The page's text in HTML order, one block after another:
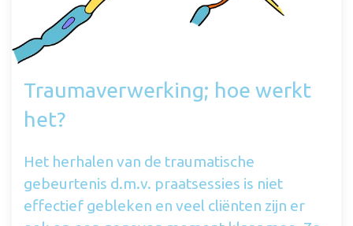
Traumaverwerking; hoe werkt
het?
Het herhalen van de traumatische
gebeurtenis d.m.v. praatsessies is niet
effectief gebleken en veel cliënten zijn er